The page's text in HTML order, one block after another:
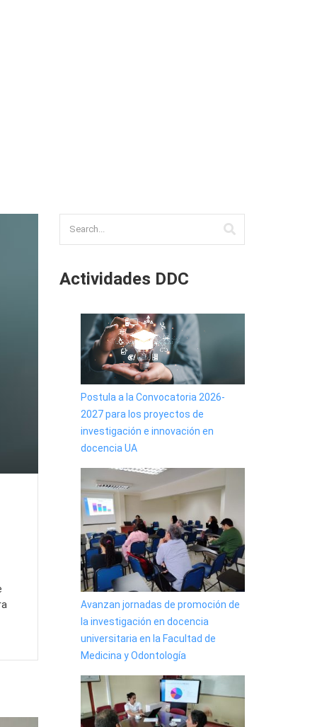
Actividades DDC
Postula a la Convocatoria 2026-
2027 para los proyectos de
investigación e innovación en
docencia UA
Avanzan jornadas de promoción de
la investigación en docencia
universitaria en la Facultad de
Medicina y Odontología